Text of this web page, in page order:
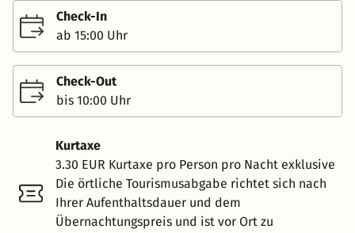
Check-In
ab 15:00 Uhr
Check-Out
bis 10:00 Uhr
Kurtaxe
3.30 EUR Kurtaxe pro Person pro Nacht exklusive
Die örtliche Tourismusabgabe richtet sich nach
Ihrer Aufenthaltsdauer und dem
Übernachtungspreis und ist vor Ort zu